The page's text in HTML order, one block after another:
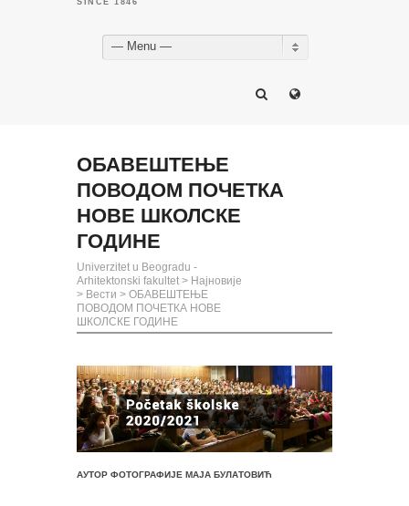
— Menu —
ОБАВЕШТЕЊЕ
ПОВОДОМ ПОЧЕТКА
НОВЕ ШКОЛСКЕ
ГОДИНЕ
Univerzitet u Beogradu -
Arhitektonski fakultet > Најновије
> Вести > ОБАВЕШТЕЊЕ
ПОВОДОМ ПОЧЕТКА НОВЕ
ШКОЛСКЕ ГОДИНЕ
АУТОР ФОТОГРАФИЈЕ МАЈА БУЛАТОВИЋ